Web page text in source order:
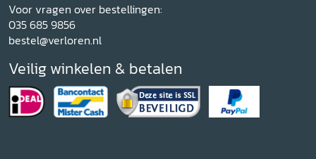
Voor vragen over bestellingen:
035 685 9856
bestel@verloren.nl
Veilig winkelen & betalen